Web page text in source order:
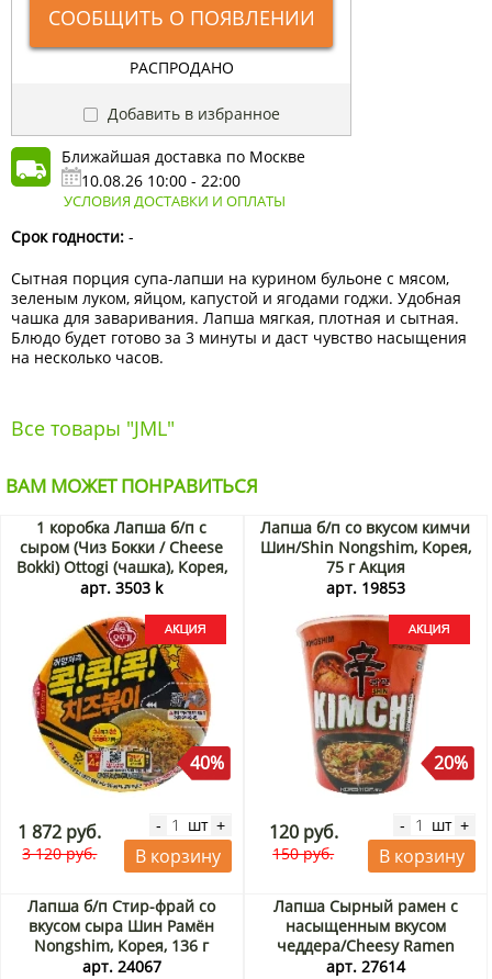
СООБЩИТЬ О ПОЯВЛЕНИИ
РАСПРОДАНО
Добавить в избранное
Ближайшая доставка по Москве
10.08.26 10:00 - 22:00
УСЛОВИЯ ДОСТАВКИ И ОПЛАТЫ
Срок годности: -
Сытная порция супа-лапши на курином бульоне с мясом,
зеленым луком, яйцом, капустой и ягодами годжи. Удобная
чашка для заваривания. Лапша мягкая, плотная и сытная.
Блюдо будет готово за 3 минуты и даст чувство насыщения
на несколько часов.
Все товары "JML"
ВАМ МОЖЕТ ПОНРАВИТЬСЯ
1 коробка Лапша б/п с
сыром (Чиз Бокки / Сheese
Bokki) Ottogi (чашка), Корея,
95 г х 12 шт Акция
арт. 3503 k
40%
1 872 руб.
3 120 руб.
- шт +
В корзину
Лапша б/п со вкусом кимчи
Шин/Shin Nongshim, Корея,
75 г Акция
арт. 19853
20%
120 руб.
150 руб.
- шт +
В корзину
Лапша б/п Стир-фрай со
вкусом сыра Шин Рамён
Nongshim, Корея, 136 г
Акция
арт. 24067
Лапша Сырный рамен с
насыщенным вкусом
чеддера/Cheesy Ramen
Otoki Ottogi (Корея), 111 г
арт. 27614